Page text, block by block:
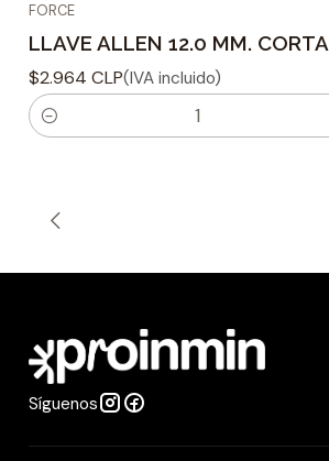
FORCE
LLAVE ALLEN 12.0 MM. CORTA
$2.964 CLP(IVA incluido)
C
d
Síguenos